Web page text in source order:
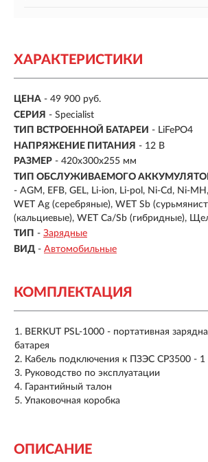
ХАРАКТЕРИСТИКИ
ЦЕНА - 49 900 руб.
СЕРИЯ - Specialist
ТИП ВСТРОЕННОЙ БАТАРЕИ - LiFePO4
НАПРЯЖЕНИЕ ПИТАНИЯ - 12 В
РАЗМЕР - 420x300x255 мм
ТИП ОБСЛУЖИВАЕМОГО
- AGM, EFB, GEL, Li-ion, Li-pol, Ni-Cd, Ni-
WET Ag (серебряные), WET Sb
(кальциевые), WET Сa/Sb (гибридные),
ТИП - Зарядные
ВИД - Автомобильные
КОМПЛЕКТАЦИЯ
BERKUT PSL-1000 - портативная
батарея
Кабель подключения к ПЗЭС CP3500 - 1
Руководство по эксплуатации
Гарантийный талон
Упаковочная коробка
ОПИСАНИЕ